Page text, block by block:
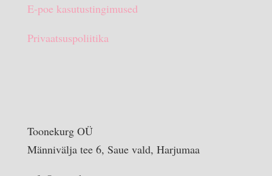
E-poe kasutustingimused
Privaatsuspoliitika
Toonekurg OÜ
Männivälja tee 6, Saue vald, Harjumaa